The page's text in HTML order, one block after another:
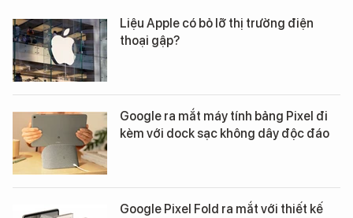
Liệu Apple có bỏ lỡ thị trường điện
thoại gập?
Google ra mắt máy tính bảng Pixel đi
kèm với dock sạc không dây độc đáo
Google Pixel Fold ra mắt với thiết kế